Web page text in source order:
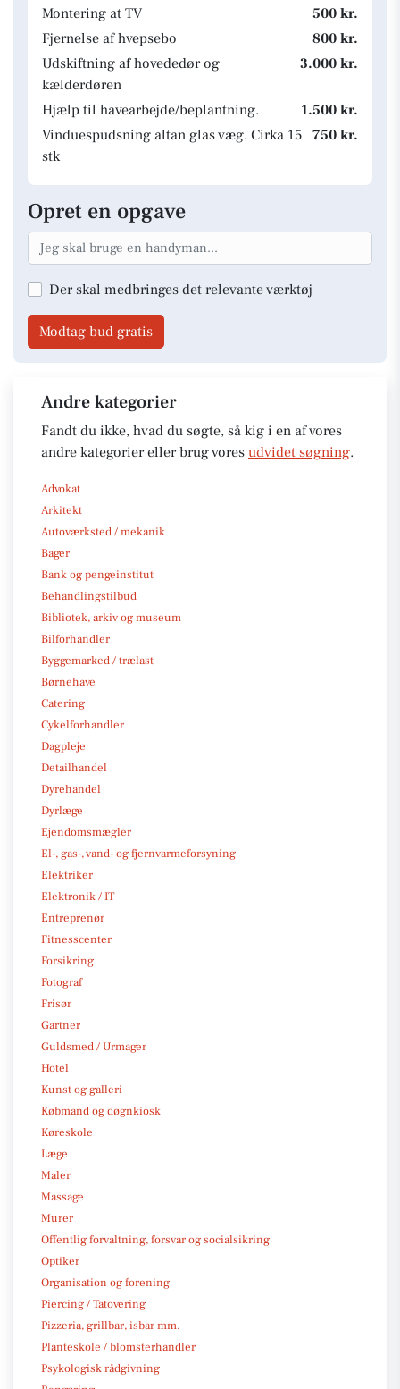
Montering at TV
500 kr.
Fjernelse af hvepsebo
800 kr.
Udskiftning af hovededør og
kælderdøren
3.000 kr.
Hjælp til havearbejde/beplantning.
1.500 kr.
Vinduespudsning altan glas væg. Cirka 15
stk
750 kr.
Opret en opgave
Der skal medbringes det relevante værktøj
Modtag bud gratis
Andre kategorier
Fandt du ikke, hvad du søgte, så kig i en af vores
andre kategorier eller brug vores udvidet søgning.
Advokat
Arkitekt
Autoværksted / mekanik
Bager
Bank og pengeinstitut
Behandlingstilbud
Bibliotek, arkiv og museum
Bilforhandler
Byggemarked / trælast
Børnehave
Catering
Cykelforhandler
Dagpleje
Detailhandel
Dyrehandel
Dyrlæge
Ejendomsmægler
El-, gas-, vand- og fjernvarmeforsyning
Elektriker
Elektronik / IT
Entreprenør
Fitnesscenter
Forsikring
Fotograf
Frisør
Gartner
Guldsmed / Urmager
Hotel
Kunst og galleri
Købmand og døgnkiosk
Køreskole
Læge
Maler
Massage
Murer
Offentlig forvaltning, forsvar og socialsikring
Optiker
Organisation og forening
Piercing / Tatovering
Pizzeria, grillbar, isbar mm.
Planteskole / blomsterhandler
Psykologisk rådgivning